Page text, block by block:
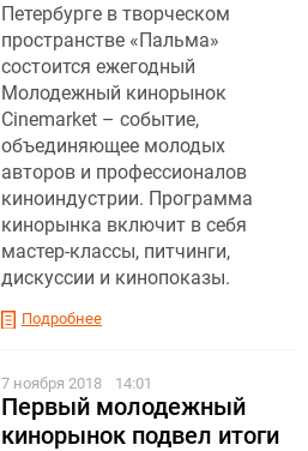
Петербурге в творческом
пространстве «Пальма»
состоится ежегодный
Молодежный кинорынок
Cinemarket – событие,
объединяющее молодых
авторов и профессионалов
киноиндустрии. Программа
кинорынка включит в себя
мастер-классы, питчинги,
дискуссии и кинопоказы.
Подробнее
7 ноября 2018 14:01
Первый молодежный
кинорынок подвел итоги